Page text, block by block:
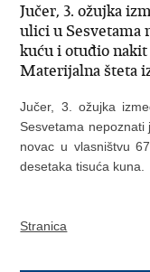
Jučer, 3. ožujka
ulici u Sesvetama
kuću i otuđio nakit
Materijalna šteta
Jučer, 3. ožujka
Sesvetama nepoznati
novac u vlasništvu
desetaka tisuća kuna.
Stranica